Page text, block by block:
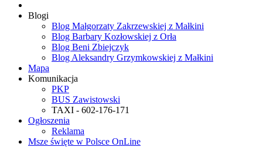
Blogi
Blog Małgorzaty Zakrzewskiej z Małkini
Blog Barbary Kozłowskiej z Orła
Blog Beni Zbiejczyk
Blog Aleksandry Grzymkowskiej z Małkini
Mapa
Komunikacja
PKP
BUS Zawistowski
TAXI - 602-176-171
Ogłoszenia
Reklama
Msze święte w Polsce OnLine